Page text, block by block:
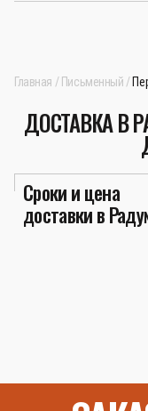
Главная Письменный
ДОСТАВКА В
Сроки и цена
доставки в